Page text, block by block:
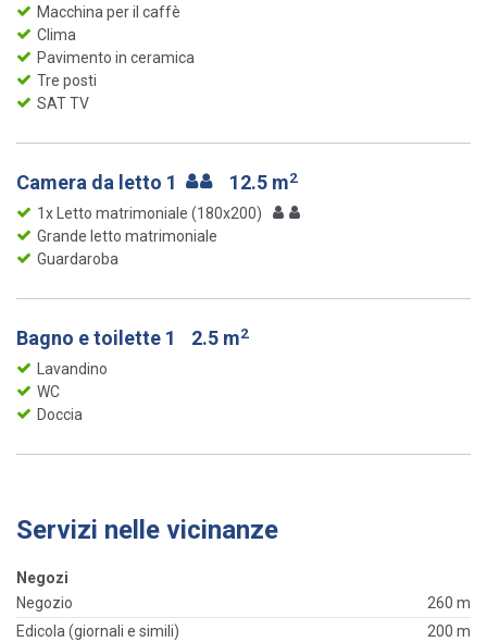
Macchina per il caffè
Clima
Pavimento in ceramica
Tre posti
SAT TV
Camera da letto 1 12.5 m2
1x Letto matrimoniale (180x200)
Grande letto matrimoniale
Guardaroba
Bagno e toilette 1 2.5 m2
Lavandino
WC
Doccia
Servizi nelle vicinanze
Negozi
Negozio
260 m
Edicola (giornali e simili)
200 m